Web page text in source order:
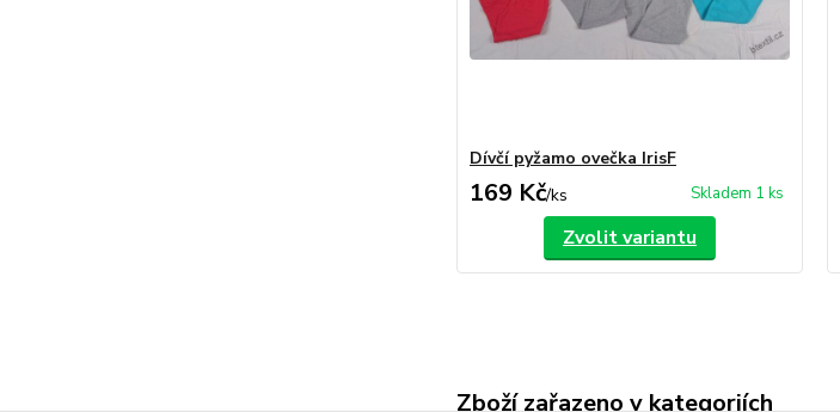
Dívčí pyžamo ovečka IrisF
169 Kč/ks Skladem 1 ks
Zvolit variantu
Zboží zařazeno v kategoriích